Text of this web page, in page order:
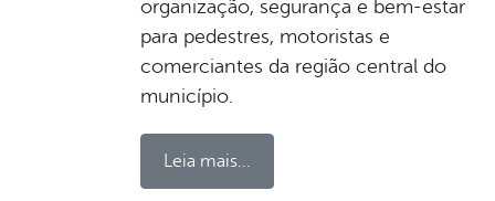
organização, segurança e bem-estar
para pedestres, motoristas e
comerciantes da região central do
município.
Leia mais...